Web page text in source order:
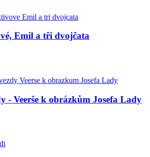
Emil a tři dvojčata
- Veerše k obrázkům Josefa Lady